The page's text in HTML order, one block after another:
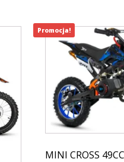
MINI CROSS
Promocja!